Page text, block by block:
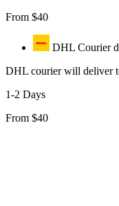
From $40
DHL Courier
DHL courier will deliver
1-2 Days
From $40